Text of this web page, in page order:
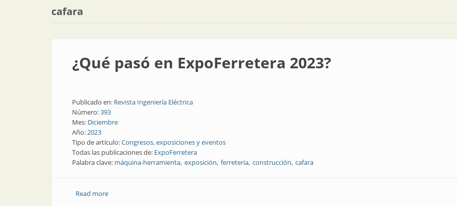
cafara
¿Qué pasó en ExpoFerretera 2023?
Publicado en: Revista Ingeniería Eléctrica
Número:393
Mes: Diciembre
Año:2023
Tipo de artículo:Congresos, exposiciones y eventos
Todas las publicaciones de: ExpoFerretera
Palabra clave: máquina-herramienta exposición ferretería construcción cafara
Read moreabout ¿Qué pasó en ExpoFerretera 2023?